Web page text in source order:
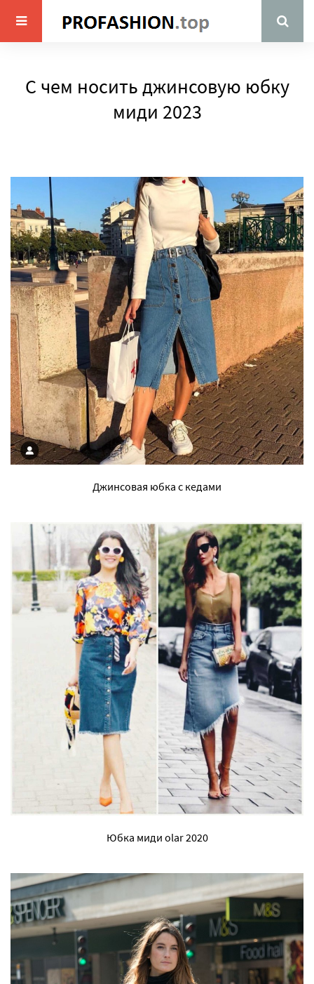
С чем носить джинсовую юбку
миди 2023
Джинсовая юбка с кедами
Юбка миди olar 2020